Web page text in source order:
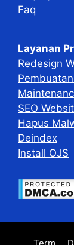
Faq
Layanan
Redesign
SEO
Hapus
Deindex
Install OJS